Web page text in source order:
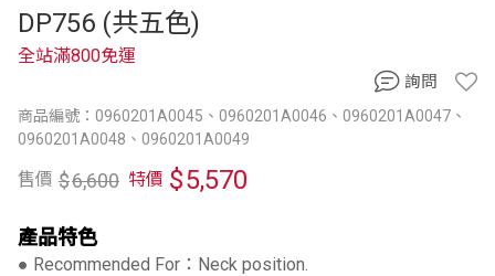
DP756 (共五色)
商品編號：0960201A0045、0960201A0046、0960201A0047、
0960201A0048、0960201A0049
全站滿800免運
售價 $6,600 特價 $5,570
產品特色
● Recommended For：Neck position.
詢問